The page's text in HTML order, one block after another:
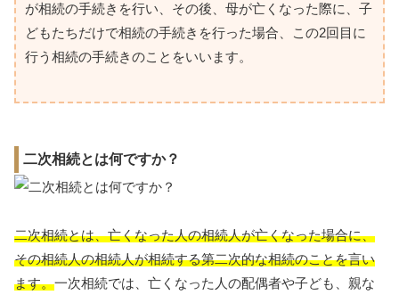
が相続の手続きを行い、その後、母が亡くなった際に、子
どもたちだけで相続の手続きを行った場合、この2回目に
行う相続の手続きのことをいいます。
二次相続とは何ですか？
二次相続とは、亡くなった人の相続人が亡くなった場合に、
その相続人の相続人が相続する第二次的な相続のことを言い
ます。一次相続では、亡くなった人の配偶者や子ども、親な